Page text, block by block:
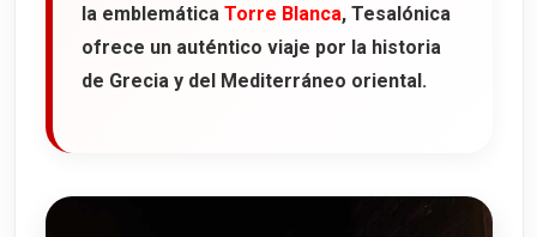
la emblemática Torre Blanca, Tesalónica
ofrece un auténtico viaje por la historia
de Grecia y del Mediterráneo oriental.